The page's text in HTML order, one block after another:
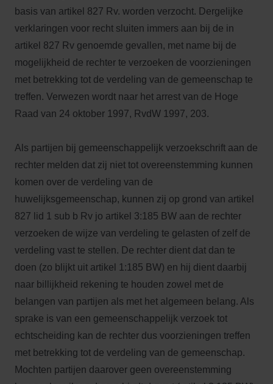
basis van artikel 827 Rv. worden verzocht. Dergelijke
verklaringen voor recht sluiten immers aan bij de in
artikel 827 Rv genoemde gevallen, met name bij de
mogelijkheid de rechter te verzoeken de voorzieningen
met betrekking tot de verdeling van de gemeenschap te
treffen. Verwezen wordt naar het arrest van de Hoge
Raad van 24 oktober 1997, RvdW 1997, 203.
Als partijen bij gemeenschappelijk verzoekschrift aan de
rechter melden dat zij niet tot overeenstemming kunnen
komen over de verdeling van de
huwelijksgemeenschap, kunnen zij op grond van artikel
827 lid 1 sub b Rv jo artikel 3:185 BW aan de rechter
verzoeken de wijze van verdeling te gelasten of zelf de
verdeling vast te stellen. De rechter dient dat dan te
doen (zo blijkt uit artikel 1:185 BW) en hij dient daarbij
naar billijkheid rekening te houden zowel met de
belangen van partijen als met het algemeen belang. Als
sprake is van een gemeenschappelijk verzoek tot
echtscheiding kan de rechter dus voorzieningen treffen
met betrekking tot de verdeling van de gemeenschap.
Mochten partijen daarover geen overeenstemming